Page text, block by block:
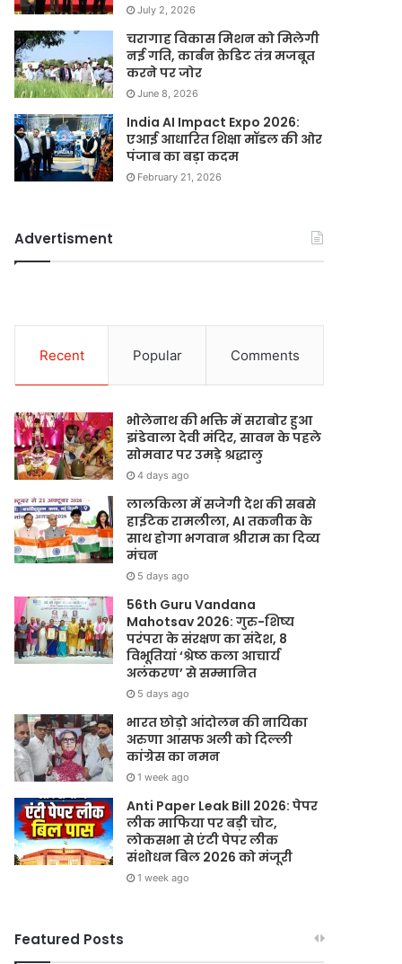
July 2, 2026
चरागाह विकास मिशन को मिलेगी
नई गति, कार्बन क्रेडिट तंत्र मजबूत
करने पर जोर
June 8, 2026
India AI Impact Expo 2026:
एआई आधारित शिक्षा मॉडल की ओर
पंजाब का बड़ा कदम
February 21, 2026
Advertisment
Recent Popular Comments
भोलेनाथ की भक्ति में सराबोर हुआ
झंडेवाला देवी मंदिर, सावन के पहले
सोमवार पर उमड़े श्रद्धालु
4 days ago
लालकिला में सजेगी देश की सबसे
हाईटेक रामलीला, AI तकनीक के
साथ होगा भगवान श्रीराम का दिव्य
मंचन
5 days ago
56th Guru Vandana
Mahotsav 2026: गुरु-शिष्य
परंपरा के संरक्षण का संदेश, 8
विभूतियां ‘श्रेष्ठ कला आचार्य
अलंकरण’ से सम्मानित
5 days ago
भारत छोड़ो आंदोलन की नायिका
अरुणा आसफ अली को दिल्ली
कांग्रेस का नमन
1 week ago
Anti Paper Leak Bill 2026: पेपर
लीक माफिया पर बड़ी चोट,
लोकसभा से एंटी पेपर लीक
संशोधन बिल 2026 को मंजूरी
1 week ago
Featured Posts